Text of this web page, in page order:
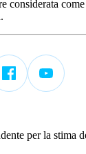
considerata
per la stima